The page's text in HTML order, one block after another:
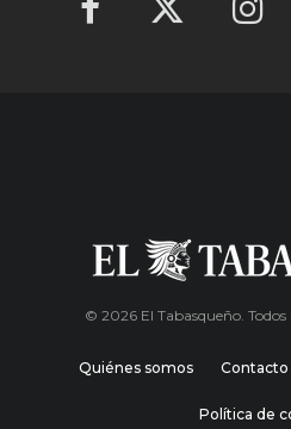
© 2026 El Tabasqueño. Todos
Quiénes somos Contacto
Política de